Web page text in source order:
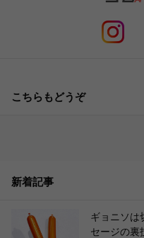
こちらもどうぞ
新着記事
ギョニソは
セージの裏